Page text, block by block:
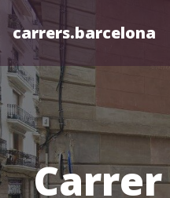
carrers.barcelona